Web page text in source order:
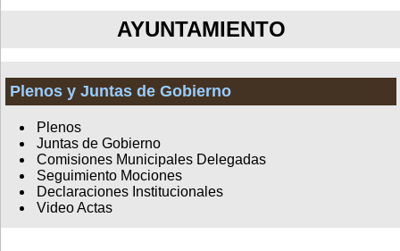
AYUNTAMIENTO
Plenos y Juntas de Gobierno
Plenos
Juntas de Gobierno
Comisiones Municipales Delegadas
Seguimiento Mociones
Declaraciones Institucionales
Video Actas